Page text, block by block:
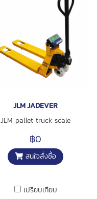
JLM JADEVER
JLM pallet truck scale
฿0
สนใจสั่งซื้อ
เปรียบเทียบ